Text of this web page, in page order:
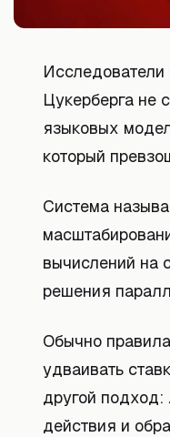
Исследователи
Цукерберга не
языковых
который
Система
вычислений на
решения
Обычно
удваивать
другой подход:
действия и